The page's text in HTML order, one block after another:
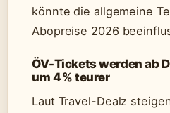
könnte die allgemeine
Abopreise 2026
ÖV-Tickets werden ab
um 4 % teurer
Laut Travel-Dealz